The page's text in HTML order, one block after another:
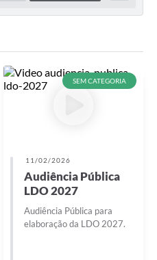
SEM CATEGORIA
11/02/2026
Audiência Pública
LDO 2027
Audiência Pública para
elaboração da LDO 2027.